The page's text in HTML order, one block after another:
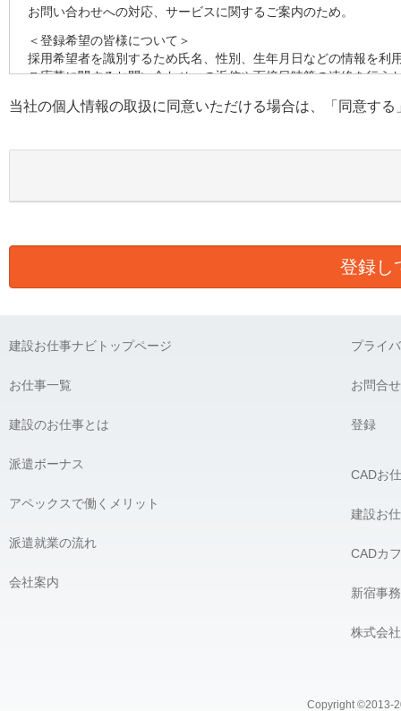
お問い合わせへの対応、サービスに関するご案内のため。
＜登録希望の皆様について＞
採用希望者を識別するため氏名、性別、生年月日などの情報を利
ご応募に関するお問い合わせへの返信や面接日時等の連絡を行
採用の検討のため健康状態、職務経歴、スキルシート、資格等の
E) 個人情報の取扱い業務の委託：
ります。この場合、個人情報を適切に取り扱っていると認めら
様の個人情報の漏洩防止に必要な事項を取決め、適切な管理を実
F) 個人情報提供の任意性：
G) 個人情報の開示請求について：
貴殿には、貴殿の個人情報の利用目的の通知、開示、内容の訂
の開示を要求する権利があります。必要な場合には、下記の窓口
【個人情報問合せ窓口】
〒163-1305 東京都新宿区西新宿6-5-1 新宿アイランドタワー5F
Phone：03-4500-4612（平日9:00 〜 18:00） e-mail：
個人情報問合せ窓口責任者 株式会社 アペックス 髙橋 宏
＿＿＿＿＿＿＿＿＿＿＿＿＿＿＿＿
当社の個人情報の取扱に同意いただける場合は、「同意す
建設お仕事ナビトップページ
お仕事一覧
建設のお仕事とは
派遣ボーナス
アペックスで働くメリット
派遣就業の流れ
会社案内
プライ
お問合せ
登録
CADお
建設お
CADカ
新宿事
株式会
Copyright ©2013-